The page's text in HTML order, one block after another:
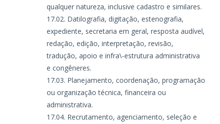
qualquer natureza, inclusive cadastro e similares.
Datilografia, digitação, estenografia,
expediente, secretaria em geral, resposta audível,
redação, edição, interpretação, revisão,
tradução, apoio e infra\-estrutura administrativa
e congêneres.
Planejamento, coordenação, programação
ou organização técnica, financeira ou
administrativa.
Recrutamento, agenciamento, seleção e